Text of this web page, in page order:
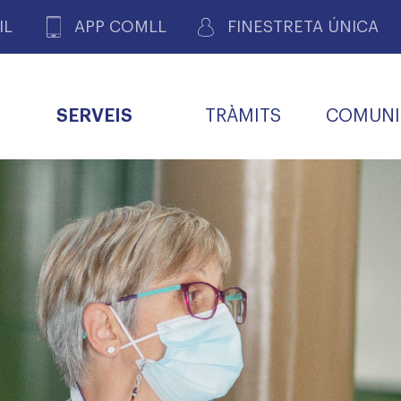
APP COMLL FINESTRETA ÚNICA
SERVEIS TRÀMITS
DE GOVERN COMISSIÓ DEONTOLÒGICA
INFORMÀTICA I NOVES
TECNOLOGIES
BORSA DE FEINA
FORMACIÓ
FAMÍLIES I LA LLAR
ALERTES
FARMACÈUTIQUES
BUTLLETÍ MÈDIC
R
CARNET METGE
COL·LEGIAT
TALONARIS
Assistència